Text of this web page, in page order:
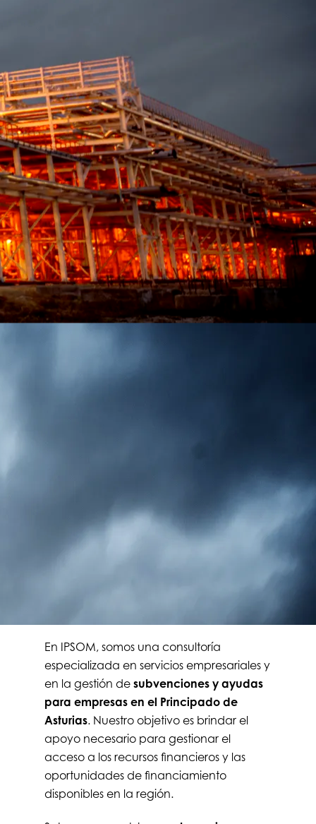
En IPSOM, somos una consultoría
especializada en servicios empresariales y
en la gestión de subvenciones y ayudas
para empresas en el Principado de
Asturias. Nuestro objetivo es brindar el
apoyo necesario para gestionar el
acceso a los recursos financieros y las
oportunidades de financiamiento
disponibles en la región.